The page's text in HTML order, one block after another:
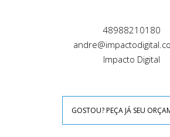
48988210180
Impacto Digital
GOSTOU? PEÇA JÁ SEU